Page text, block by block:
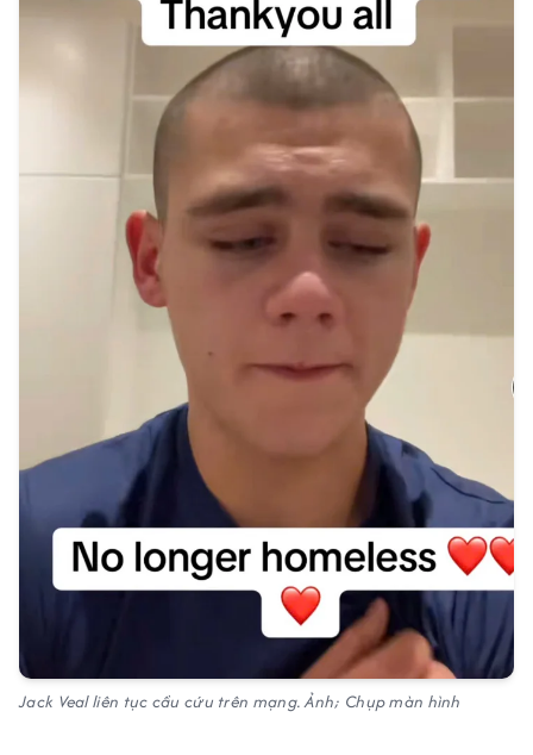
Jack Veal liên tục cầu cứu trên mạng. Ảnh; Chụp màn hình